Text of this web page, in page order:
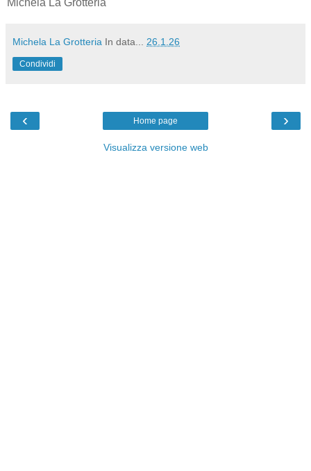
Michela La Grotteria
Michela La Grotteria In data... 26.1.26
Condividi
‹ ›
Home page
Visualizza versione web